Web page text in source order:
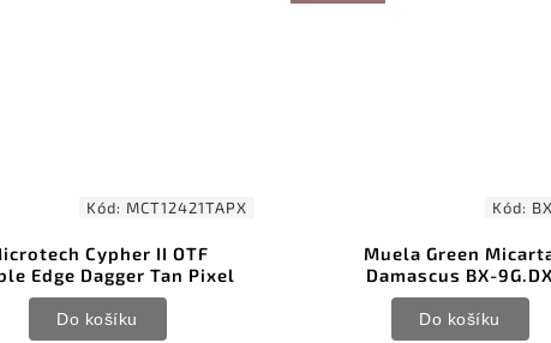
Kód:BX-9G.DX
Muela Green Micarta
Damascus BX-9G.DX
Do košíku
Kód:
Bestechman Velix Gold
Green G10 KMK07G
Do košíku